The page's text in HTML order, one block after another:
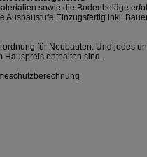
sowie die Bodenbeläge
Ausbaustufe Einzugsfertig inkl.
für Neubauten. Und jedes
Hauspreis enthalten sind.